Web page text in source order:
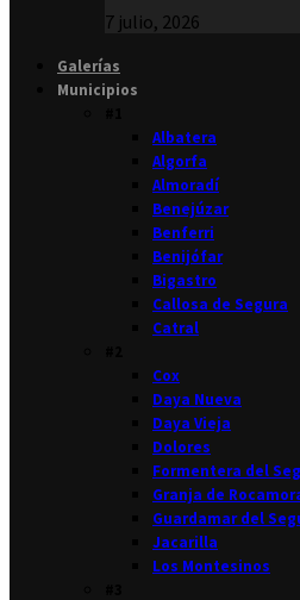
7 julio, 2026
Galerías
Municipios
Albatera
Algorfa
Almoradí
Benejúzar
Benferri
Benijófar
Bigastro
Callosa de Segura
Catral
Cox
Daya Nueva
Daya Vieja
Dolores
Formentera del
Granja de
Guardamar del
Jacarilla
Los Montesinos